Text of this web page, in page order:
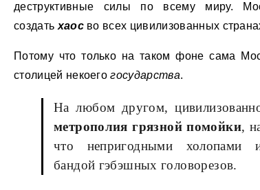
деструктивные силы по всему миру.
создать хаосво всех цивилизованных
Потому что только на таком фоне сама
столицей некоегогосударства.
На любом другом,
метрополия грязной помойки,
что непригодными холопами
бандой гэбэшных головорезов.